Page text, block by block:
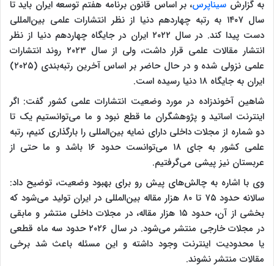
به گزارش سیناپرس، بر اساس قانون برنامه هفتم توسعه ایران باید تا
سال ۱۴۰۷ به رتبه چهاردهم دنیا از نظر انتشارات علمی بین‌المللی
دست پیدا کند. در سال ۲۰۲۲ ایران در جایگاه چهاردهم دنیا از نظر
انتشار مقالات علمی قرار داشت، ولی از سال ۲۰۲۳ روند انتشارات
علمی نزولی شده و در حال حاضر بر اساس آخرین رتبه‌بندی (۲۰۲۵)
ایران به جایگاه ۱۸ دنیا رسیده است.
شاهین آخوندزاده در مورد وضعیت انتشارات علمی کشور گفت: اگر
اینترنت اساتید و پژوهشگران ما قطع نبود و ما می‌توانستیم یک تا
دو شماره از مجلات داخلی دارای نمایه بین‌المللی را بارگذاری کنیم، رتبه
علمی کشور به جای ۱۸ می‌توانست حدود ۱۶ باشد و ما حتی از
عربستان نیز پیشی می‌گرفتیم.
وی با اشاره به چالش‌های پیش رو برای بهبود وضعیت، توضیح داد:
سالانه حدود ۷۵ تا ۸۰ هزار مقاله بین‌المللی در ایران تولید می‌شود که
بخشی از آن، حدود ۱۵ هزار مقاله، در مجلات داخلی منتشر و مابقی
در مجلات خارجی منتشر می‌شود. در سال ۲۰۲۶ حدود سه ماه قطعی
یا محدودیت اینترنت وجود داشته و این مسئله باعث شد برخی
مقالات منتشر نشوند.